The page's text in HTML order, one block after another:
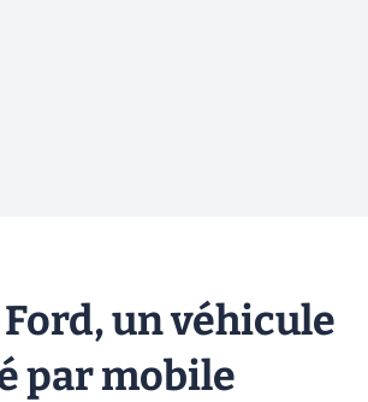
un véhicule
par mobile